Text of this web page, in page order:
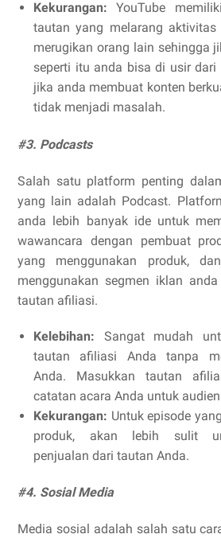
Kekurangan:YouTube
tautan yang melarang
merugikan orang lain sehingga
seperti itu anda bisa di usir dari
jika anda membuat konten
tidak menjadi masalah.
#3. Podcasts
Salah satu platform penting
yang lain adalah Podcast.
anda lebih banyak ide untuk
wawancara dengan pembuat
yang menggunakan produk,
menggunakan segmen iklan
tautan afiliasi.
Kelebihan: Sangat mudah
tautan afiliasi Anda tanpa
Anda. Masukkan tautan
catatan acara Anda untuk
Kekurangan: Untuk episode
produk, akan lebih sulit
penjualan dari tautan Anda.
#4. Sosial Media
Media sosial adalah salah satu